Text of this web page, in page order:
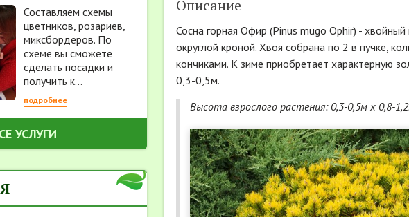
Составляем схемы
цветников, розариев,
миксбордеров. По
схеме вы сможете
сделать посадки и
получить к...
подробнее
УСЛУГИ
Описание
Сосна горная Офир (Pinus mugo Ophir) -
округлой кроной. Хвоя собрана по 2 в пучке,
кончиками. К зиме приобретает характерную
0,3-0,5м.
Высота взрослого растения: 0,3-0,5м х 0,8-